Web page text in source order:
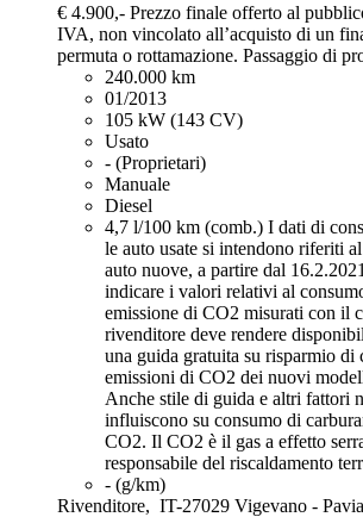
€ 4.900,- Prezzo finale offerto al
IVA, non vincolato all’acquisto di un
permuta o rottamazione. Passaggio di
240.000 km
01/2013
105 kW (143 CV)
Usato
- (Proprietari)
Manuale
Diesel
4,7 l/100 km (comb.) I dati di
le auto usate si intendono riferiti
auto nuove, a partire dal
indicare i valori relativi al
emissione di CO2 misurati con il
rivenditore deve rendere
una guida gratuita su risparmio di
emissioni di CO2 dei nuovi
Anche stile di guida e altri fattori
influiscono su consumo di
CO2. Il CO2 è il gas a effetto
responsabile del riscaldamento
- (g/km)
Rivenditore, IT-27029 Vigevano -